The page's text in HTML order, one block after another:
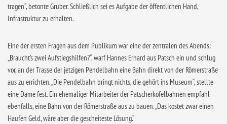
tragen“, betonte Gruber. Schließlich sei es Aufgabe der öffentlichen Hand,
Infrastruktur zu erhalten.
Eine der ersten Fragen aus dem Publikum war eine der zentralen des Abends:
„Braucht’s zwei Aufstiegshilfen?“, warf Hannes Erhard aus Patsch ein und schlug
vor, an der Trasse der jetzigen Pendelbahn eine Bahn direkt von der Römerstraße
aus zu errichten. „Die Pendelbahn bringt nichts, die gehört ins Museum“, stellte
eine Dame fest. Ein ehemaliger Mitarbeiter der Patscherkofelbahnen empfahl
ebenfalls, eine Bahn von der Römerstraße aus zu bauen. „Das kostet zwar einen
Haufen Geld, wäre aber die gescheiteste Lösung.“